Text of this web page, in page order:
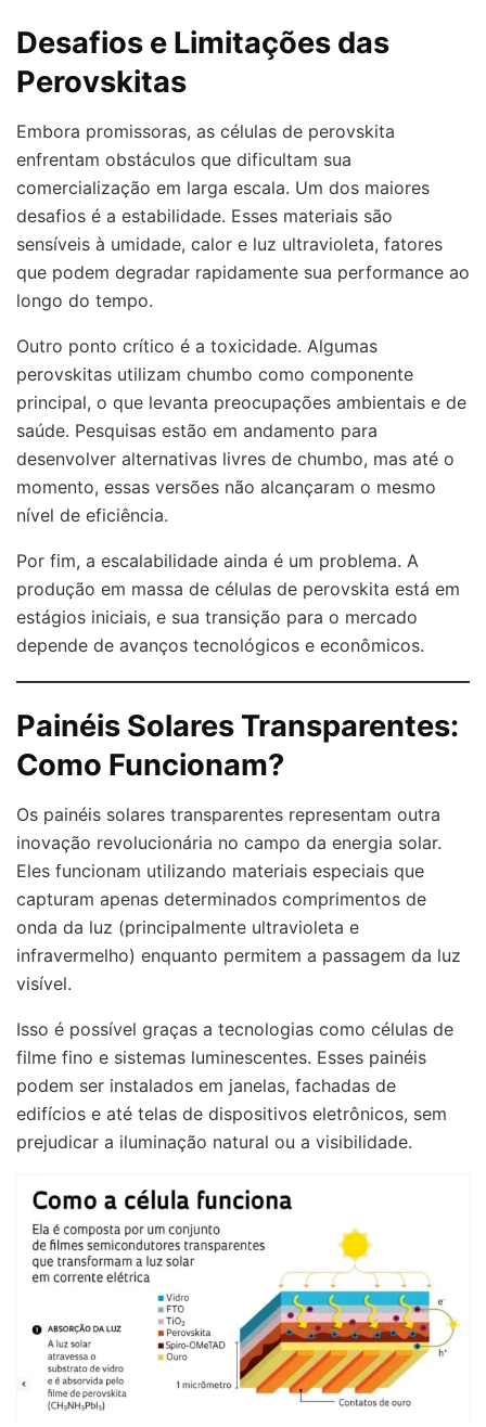
Desafios e Limitações das
Perovskitas
Embora promissoras, as células de perovskita
enfrentam obstáculos que dificultam sua
comercialização em larga escala. Um dos maiores
desafios é a estabilidade. Esses materiais são
sensíveis à umidade, calor e luz ultravioleta, fatores
que podem degradar rapidamente sua performance ao
longo do tempo.
Outro ponto crítico é a toxicidade. Algumas
perovskitas utilizam chumbo como componente
principal, o que levanta preocupações ambientais e de
saúde. Pesquisas estão em andamento para
desenvolver alternativas livres de chumbo, mas até o
momento, essas versões não alcançaram o mesmo
nível de eficiência.
Por fim, a escalabilidade ainda é um problema. A
produção em massa de células de perovskita está em
estágios iniciais, e sua transição para o mercado
depende de avanços tecnológicos e econômicos.
Painéis Solares Transparentes:
Como Funcionam?
Os painéis solares transparentes representam outra
inovação revolucionária no campo da energia solar.
Eles funcionam utilizando materiais especiais que
capturam apenas determinados comprimentos de
onda da luz (principalmente ultravioleta e
infravermelho) enquanto permitem a passagem da luz
visível.
Isso é possível graças a tecnologias como células de
filme fino e sistemas luminescentes. Esses painéis
podem ser instalados em janelas, fachadas de
edifícios e até telas de dispositivos eletrônicos, sem
prejudicar a iluminação natural ou a visibilidade.